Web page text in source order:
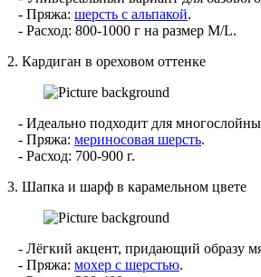
- Пряжа: шерсть с альпакой.
- Расход: 800-1000 г на размер M/L.
2. Кардиган в ореховом оттенке
- Идеально подходит для
- Пряжа: мериносовая шерсть.
- Расход: 700-900 г.
3. Шапка и шарф в карамельном цвете
- Лёгкий акцент, придающий образу
- Пряжа: мохер с шерстью.